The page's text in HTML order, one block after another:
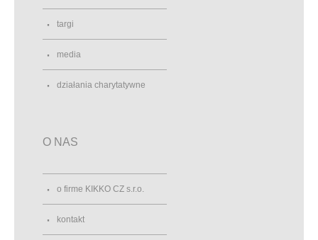
targi
media
działania charytatywne
O NAS
o firme KIKKO CZ s.r.o.
kontakt